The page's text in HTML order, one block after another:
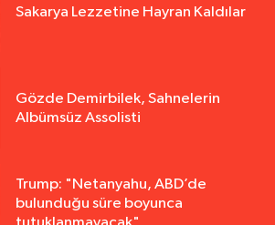
Sakarya Lezzetine Hayran Kaldılar
Gözde Demirbilek, Sahnelerin
Albümsüz Assolisti
Trump: "Netanyahu, ABD’de
bulunduğu süre boyunca